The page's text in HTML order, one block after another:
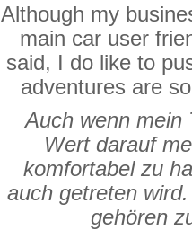
Although my
main car user
said, I do like to
adventures are
Auch wenn mein
Wert darauf
komfortabel zu
auch getreten
gehören